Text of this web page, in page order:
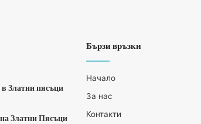
Златни пясъци
Златни Пясъци
Бързи връзки
Начало
За нас
Контакти